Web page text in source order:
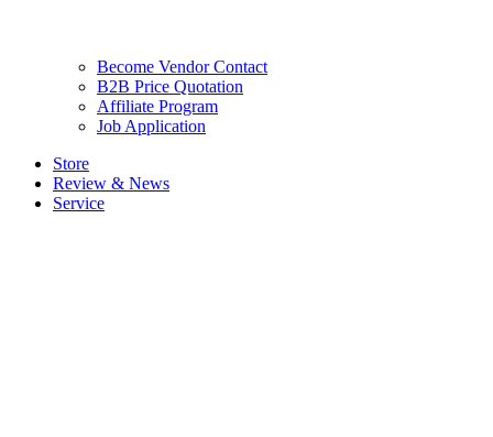
Become Vendor Contact
B2B Price Quotation
Affiliate Program
Job Application
Store
Review & News
Service